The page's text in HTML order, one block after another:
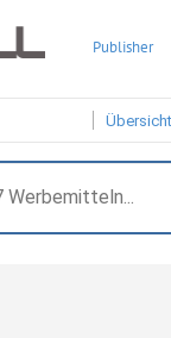
Publisher
Übersicht